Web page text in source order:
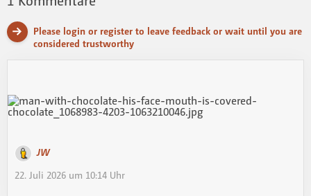
Please login or register to leave feedback or wait until you are
considered trustworthy
JW
22. Juli 2026 um 10:14 Uhr